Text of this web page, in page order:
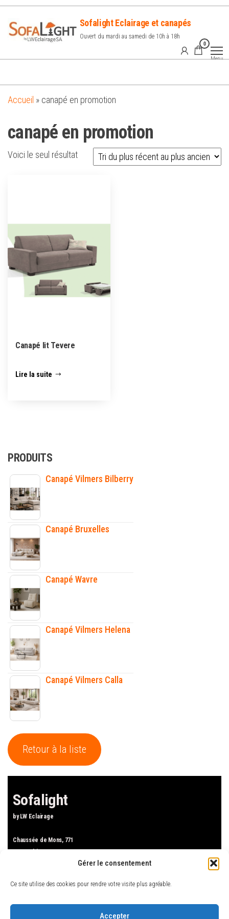
Gérer le consentement
Ce site utilise des cookies pour rendre votre visite plus agréable.
Accepter
Sofalight Eclairage et canapés
Ouvert du mardi au samedi de 10h à 18h
0
Menu
Accueil » canapé en promotion
canapé en promotion
Voici le seul résultat
Canapé lit Tevere
Lire la suite
PRODUITS
Canapé Vilmers Bilberry
Canapé Bruxelles
Canapé Wavre
Canapé Vilmers Helena
Canapé Vilmers Calla
Retour à la liste
Sofalight
by LW Eclairage
Chaussée de Mons, 771
1480 Tubize
Accueil